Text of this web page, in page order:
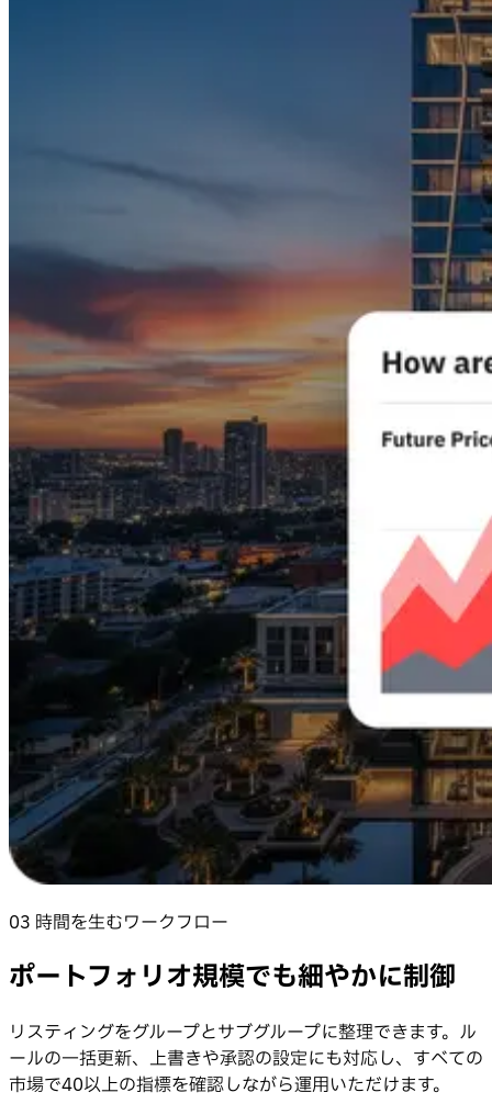
03 時間を生むワークフロー
ポートフォリオ規模でも細やかに制御
リスティングをグループとサブグループに整理できます。ル
ールの一括更新、上書きや承認の設定にも対応し、すべての
市場で40以上の指標を確認しながら運用いただけます。